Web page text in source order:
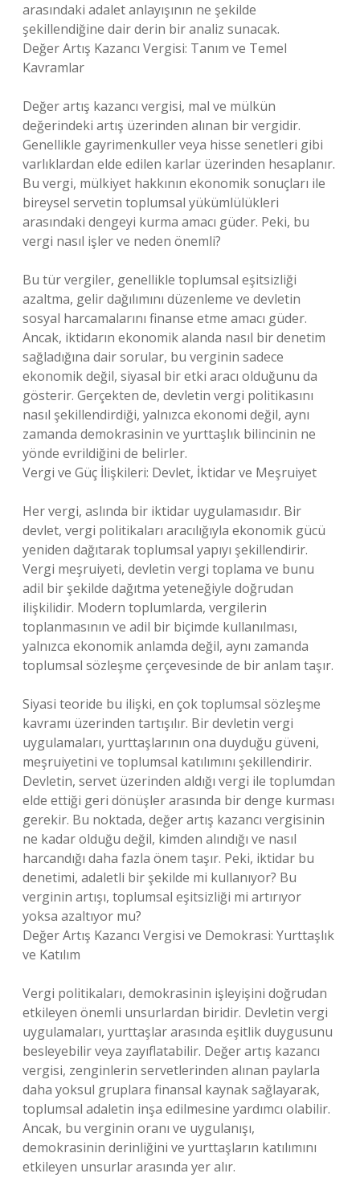
arasındaki adalet anlayışının ne şekilde
şekillendiğine dair derin bir analiz sunacak.
Değer Artış Kazancı Vergisi: Tanım ve Temel
Kavramlar
Değer artış kazancı vergisi, mal ve mülkün
değerindeki artış üzerinden alınan bir vergidir.
Genellikle gayrimenkuller veya hisse senetleri gibi
varlıklardan elde edilen karlar üzerinden hesaplanır.
Bu vergi, mülkiyet hakkının ekonomik sonuçları ile
bireysel servetin toplumsal yükümlülükleri
arasındaki dengeyi kurma amacı güder. Peki, bu
vergi nasıl işler ve neden önemli?
Bu tür vergiler, genellikle toplumsal eşitsizliği
azaltma, gelir dağılımını düzenleme ve devletin
sosyal harcamalarını finanse etme amacı güder.
Ancak, iktidarın ekonomik alanda nasıl bir denetim
sağladığına dair sorular, bu verginin sadece
ekonomik değil, siyasal bir etki aracı olduğunu da
gösterir. Gerçekten de, devletin vergi politikasını
nasıl şekillendirdiği, yalnızca ekonomi değil, aynı
zamanda demokrasinin ve yurttaşlık bilincinin ne
yönde evrildiğini de belirler.
Vergi ve Güç İlişkileri: Devlet, İktidar ve Meşruiyet
Her vergi, aslında bir iktidar uygulamasıdır. Bir
devlet, vergi politikaları aracılığıyla ekonomik gücü
yeniden dağıtarak toplumsal yapıyı şekillendirir.
Vergi meşruiyeti, devletin vergi toplama ve bunu
adil bir şekilde dağıtma yeteneğiyle doğrudan
ilişkilidir. Modern toplumlarda, vergilerin
toplanmasının ve adil bir biçimde kullanılması,
yalnızca ekonomik anlamda değil, aynı zamanda
toplumsal sözleşme çerçevesinde de bir anlam taşır.
Siyasi teoride bu ilişki, en çok toplumsal sözleşme
kavramı üzerinden tartışılır. Bir devletin vergi
uygulamaları, yurttaşlarının ona duyduğu güveni,
meşruiyetini ve toplumsal katılımını şekillendirir.
Devletin, servet üzerinden aldığı vergi ile toplumdan
elde ettiği geri dönüşler arasında bir denge kurması
gerekir. Bu noktada, değer artış kazancı vergisinin
ne kadar olduğu değil, kimden alındığı ve nasıl
harcandığı daha fazla önem taşır. Peki, iktidar bu
denetimi, adaletli bir şekilde mi kullanıyor? Bu
verginin artışı, toplumsal eşitsizliği mi artırıyor
yoksa azaltıyor mu?
Değer Artış Kazancı Vergisi ve Demokrasi: Yurttaşlık
ve Katılım
Vergi politikaları, demokrasinin işleyişini doğrudan
etkileyen önemli unsurlardan biridir. Devletin vergi
uygulamaları, yurttaşlar arasında eşitlik duygusunu
besleyebilir veya zayıflatabilir. Değer artış kazancı
vergisi, zenginlerin servetlerinden alınan paylarla
daha yoksul gruplara finansal kaynak sağlayarak,
toplumsal adaletin inşa edilmesine yardımcı olabilir.
Ancak, bu verginin oranı ve uygulanışı,
demokrasinin derinliğini ve yurttaşların katılımını
etkileyen unsurlar arasında yer alır.